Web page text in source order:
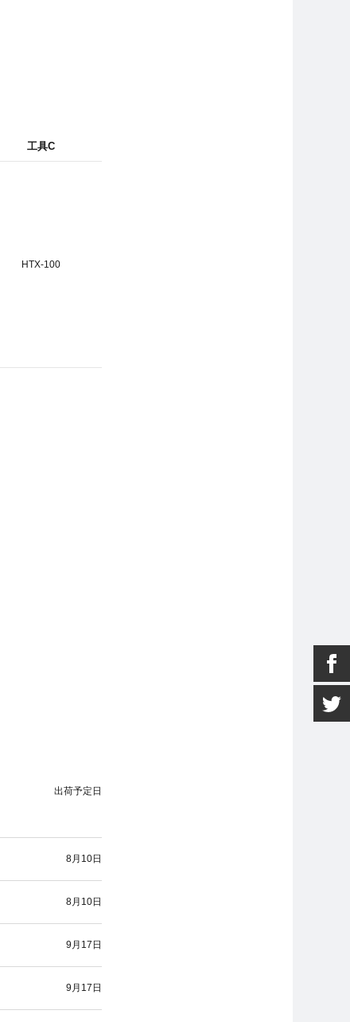
工具C
HTX-100
出荷予定日
8月10日
8月10日
9月17日
9月17日